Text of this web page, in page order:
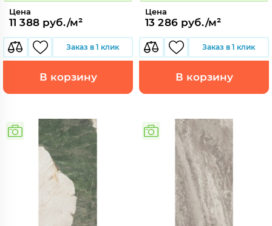
Цена
11 388 руб./м²
Заказ в 1 клик
В корзину
Цена
13 286 руб./м²
Заказ в 1 клик
В корзину